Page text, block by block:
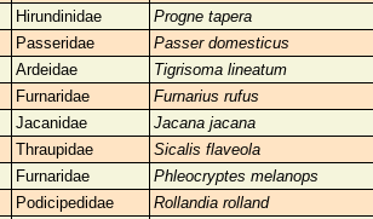
Hirundinidae
Progne tapera
Passeridae
Passer domesticus
Ardeidae
Tigrisoma lineatum
Furnaridae
Furnarius rufus
Jacanidae
Jacana jacana
Thraupidae
Sicalis flaveola
Furnaridae
Phleocryptes melanops
Podicipedidae
Rollandia rolland